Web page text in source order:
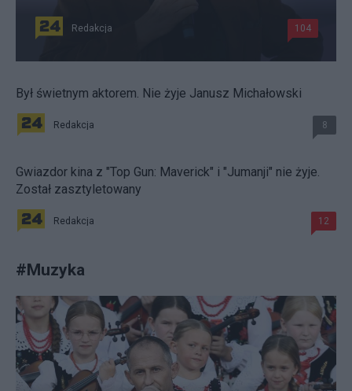
Redakcja 104
Był świetnym aktorem. Nie żyje Janusz Michałowski
Redakcja 8
Gwiazdor kina z "Top Gun: Maverick" i "Jumanji" nie żyje.
Został zasztyletowany
Redakcja 12
#Muzyka